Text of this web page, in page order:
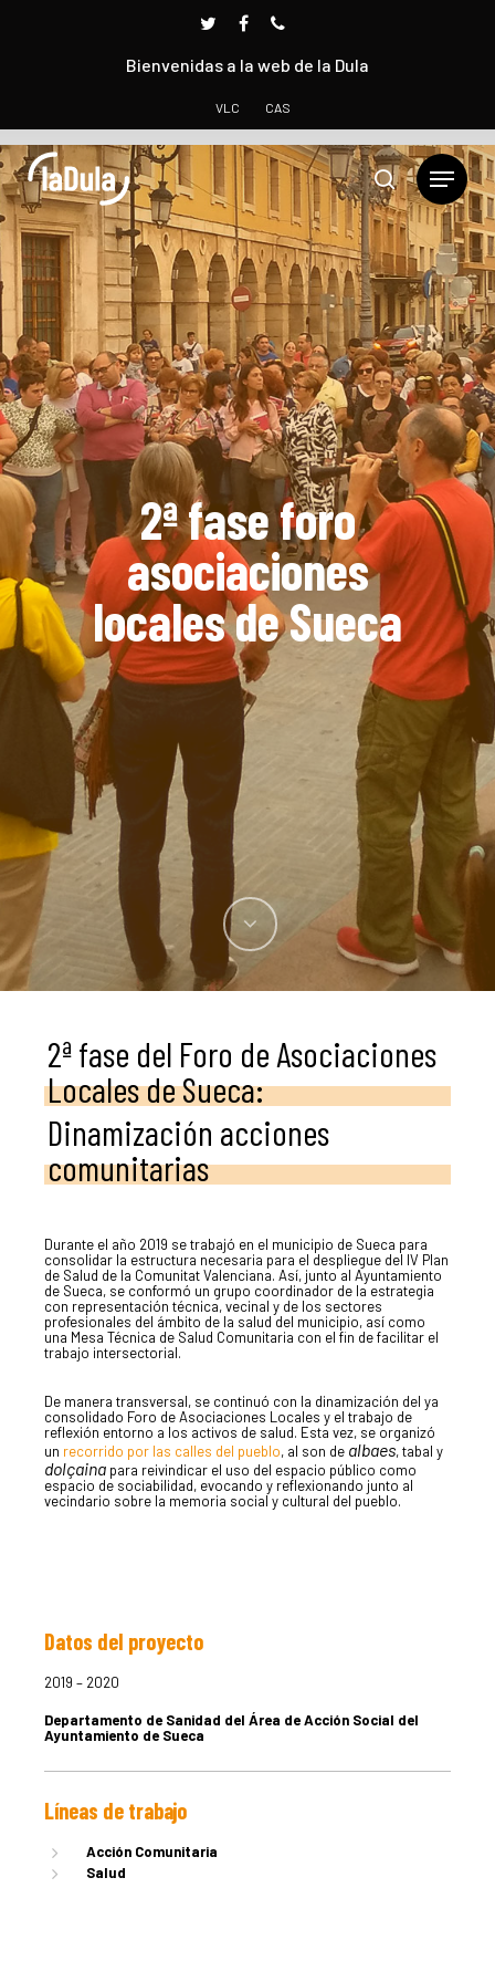
Bienvenidas a la web de la Dula
VLC CAS
Presione INTRO para buscar o ESC para cerrar
2ª fase foro
asociaciones
locales de Sueca
2ª fase del Foro de Asociaciones
Locales de Sueca:
Dinamización acciones
comunitarias
Durante el año 2019 se trabajó en el municipio de Sueca para
consolidar la estructura necesaria para el despliegue del IV Plan
de Salud de la Comunitat Valenciana. Así, junto al Ayuntamiento
de Sueca, se conformó un grupo coordinador de la estrategia
con representación técnica, vecinal y de los sectores
profesionales del ámbito de la salud del municipio, así como
una Mesa Técnica de Salud Comunitaria con el fin de facilitar el
trabajo intersectorial.
De manera transversal, se continuó con la dinamización del ya
consolidado Foro de Asociaciones Locales y el trabajo de
reflexión entorno a los activos de salud. Esta vez, se organizó
un recorrido por las calles del pueblo, al son de albaes, tabal y
dolçaina para reivindicar el uso del espacio público como
espacio de sociabilidad, evocando y reflexionando junto al
vecindario sobre la memoria social y cultural del pueblo.
Datos del proyecto
2019 – 2020
Departamento de Sanidad del Área de Acción Social del
Ayuntamiento de Sueca
Líneas de trabajo
Acción Comunitaria
Salud
EQUIPO